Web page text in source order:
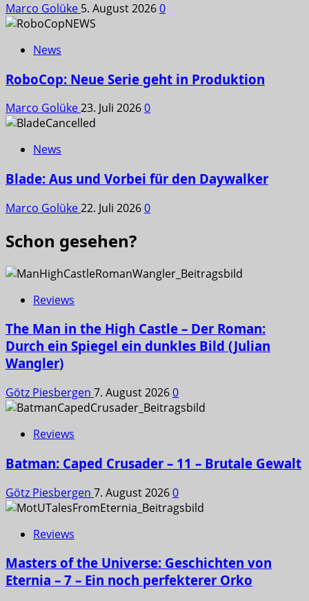
Marco Golüke 5. August 20260
News
RoboCop: Neue Serie geht in Produktion
Marco Golüke23. Juli 20260
News
Blade: Aus und Vorbei für den Daywalker
Marco Golüke22. Juli 20260
Schon gesehen?
Reviews
The Man in the High Castle – Der Roman:
Durch ein Spiegel ein dunkles Bild (Julian
Wangler)
Götz Piesbergen 7. August 20260
Reviews
Batman: Caped Crusader – 11 – Brutale Gewalt
Götz Piesbergen 7. August 20260
Reviews
Masters of the Universe: Geschichten von
Eternia – 7 – Ein noch perfekterer Orko